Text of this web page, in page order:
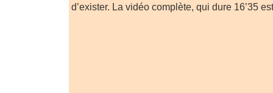
d’exister. La vidéo complète, qui dure 16’35